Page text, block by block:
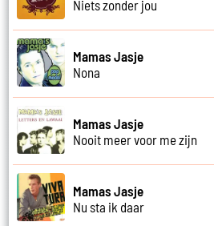
Niets zonder jou
Mamas Jasje
Nona
Mamas Jasje
Nooit meer voor me zijn
Mamas Jasje
Nu sta ik daar